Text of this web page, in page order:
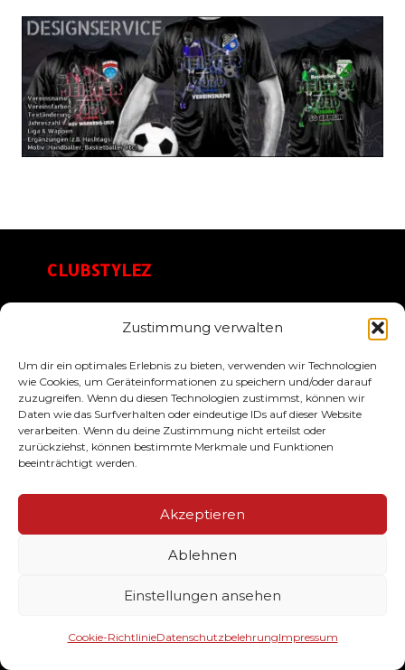
Zustimmung verwalten
Um dir ein optimales Erlebnis zu bieten, verwenden wir Technologien
wie Cookies, um Geräteinformationen zu speichern und/oder darauf
zuzugreifen. Wenn du diesen Technologien zustimmst, können wir
Daten wie das Surfverhalten oder eindeutige IDs auf dieser Website
verarbeiten. Wenn du deine Zustimmung nicht erteilst oder
zurückziehst, können bestimmte Merkmale und Funktionen
beeinträchtigt werden.
Akzeptieren
Ablehnen
Einstellungen ansehen
Cookie-RichtlinieDatenschutzbelehrungImpressum
CLUBSTYLEZ
Textilien & Werbemittel für Ihren Verein. Wir
drucken Ihre Meister, Aufstieg- und
Pokalsieger Shirts. Darüber hinaus bedrucken
wir ihre Teamausstattung wie Sweater, Jacken,
Polos & Caps im Casual- & Streetstyle!
Der Bestellablauf
Größen & Farben